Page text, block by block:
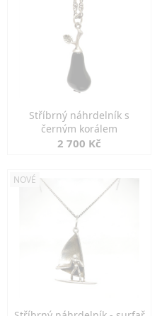
Stříbrný náhrdelník s
černým korálem
2 700 Kč
NOVÉ